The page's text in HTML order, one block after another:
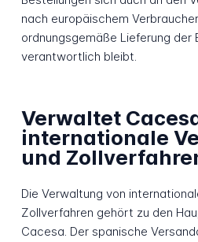
nach europäischem
ordnungsgemäße Lieferung der
verantwortlich bleibt.
Verwaltet
internationale
und
Die Verwaltung von
Zollverfahren gehört zu den
Cacesa. Der spanische